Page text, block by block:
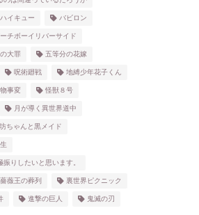
ハイキュー バビロン
ーチボーイリバーサイド
大罪 五等分の花嫁
呪術廻戦 地縛少年花子くん
事変 怪獣８号
月が導く異世界道中
ちゃんと黒メイド
りしたいと思います。
薔薇王の葬列 裏世界ピクニック
進撃の巨人 鬼滅の刃